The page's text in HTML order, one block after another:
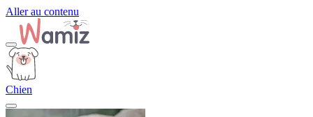
Aller au contenu
Chien